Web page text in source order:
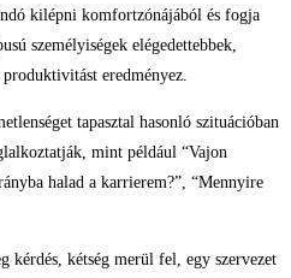
kilépni komfortzónájából és fogja
személyiségek elégedettebbek,
eredményez.
tapasztal hasonló szituációban
mint például “Vajon
halad a karrierem?”, “Mennyire
kérdés, kétség merül fel, egy szervezet